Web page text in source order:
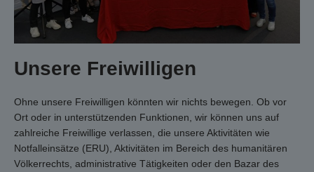
Unsere Freiwilligen
Ohne unsere Freiwilligen könnten wir nichts bewegen. Ob vor
Ort oder in unterstützenden Funktionen, wir können uns auf
zahlreiche Freiwillige verlassen, die unsere Aktivitäten wie
Notfalleinsätze (ERU), Aktivitäten im Bereich des humanitären
Völkerrechts, administrative Tätigkeiten oder den Bazar des